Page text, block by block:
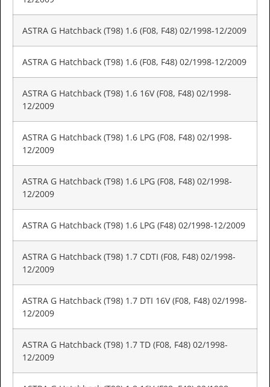
ASTRA G Hatchback (T98) 1.6 (F08, F48) 02/1998-12/2009
ASTRA G Hatchback (T98) 1.6 (F08, F48) 02/1998-12/2009
ASTRA G Hatchback (T98) 1.6 16V (F08, F48) 02/1998-
12/2009
ASTRA G Hatchback (T98) 1.6 LPG (F08, F48) 02/1998-
12/2009
ASTRA G Hatchback (T98) 1.6 LPG (F08, F48) 02/1998-
12/2009
ASTRA G Hatchback (T98) 1.6 LPG (F48) 02/1998-12/2009
ASTRA G Hatchback (T98) 1.7 CDTI (F08, F48) 02/1998-
12/2009
ASTRA G Hatchback (T98) 1.7 DTI 16V (F08, F48) 02/1998-
12/2009
ASTRA G Hatchback (T98) 1.7 TD (F08, F48) 02/1998-
12/2009